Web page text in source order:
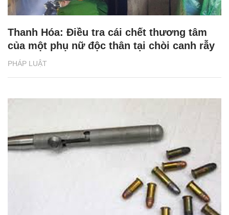
PHÁP LUẬT
Thanh Hóa: Điều tra cái chết thương tâm
của một phụ nữ độc thân tại chòi canh rẫy